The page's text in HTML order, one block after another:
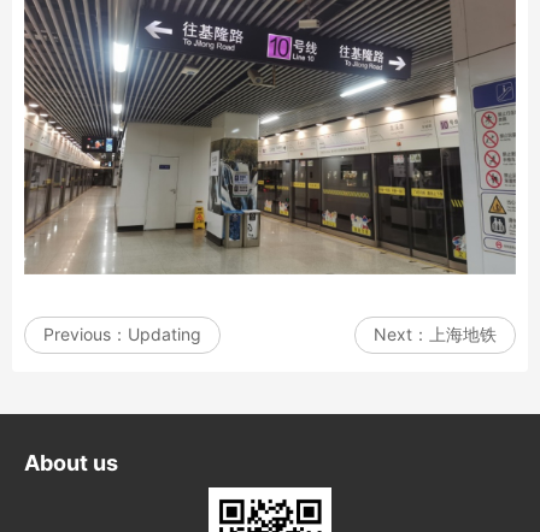
Previous： Updating Next： 上海地铁
About us